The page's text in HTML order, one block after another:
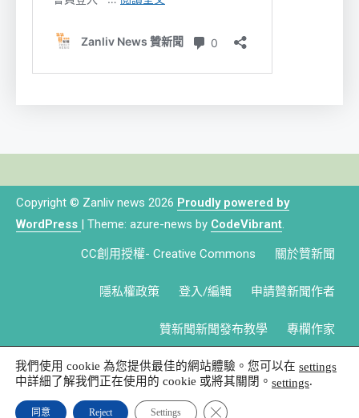
Copyright © Zanliv news 2026 Proudly powered by
WordPress | Theme: azure-news by CodeVibrant
CC創用授權- Creative Commons 關於贊新聞
隱私權政策 登入/編輯 申請贊新聞作者
贊新聞新聞發布教學 專欄作家
我們使用 cookie 為您提供最佳的網站體驗。您可以在 settings
中詳細了解我們正在使用的 cookie 或將其關閉。 settings.
同意 Reject Settings Close GDPR Cookie Banner